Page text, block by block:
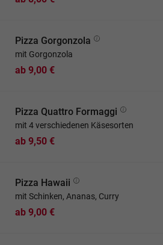
Pizza Gorgonzola
mit Gorgonzola
ab 9,00 €
Pizza Quattro Formaggi
mit 4 verschiedenen Käsesorten
ab 9,50 €
Pizza Hawaii
mit Schinken, Ananas, Curry
ab 9,00 €